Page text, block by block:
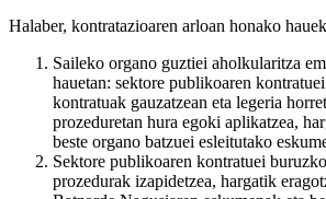
Halaber, kontratazioaren arloan honako
Saileko organo guztiei aholkularitza
hauetan: sektore publikoaren
kontratuak gauzatzean eta legeria
prozeduretan hura egoki aplikatzea,
beste organo batzuei esleitutako
Sektore publikoaren kontratuei
prozedurak izapidetzea, hargatik